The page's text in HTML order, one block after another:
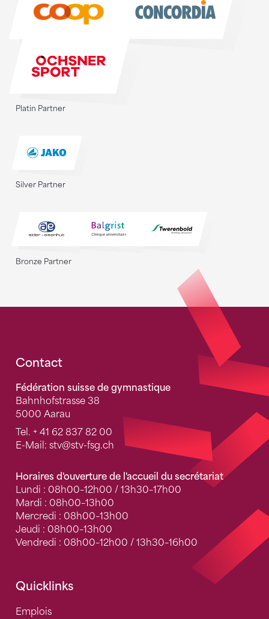
Platin Partner
Silver Partner
Bronze Partner
Fusszeile
Contact
Fédération suisse de gymnastique
Bahnhofstrasse 38
5000 Aarau
Tel. + 41 62 837 82 00
E-Mail: stv@stv-fsg.ch
Horaires d'ouverture de l'accueil du secrétariat
Lundi : 08h00–12h00 / 13h30–17h00
Mardi : 08h00–13h00
Mercredi : 08h00–13h00
Jeudi : 08h00–13h00
Vendredi : 08h00–12h00 / 13h30–16h00
Quicklinks
Emplois